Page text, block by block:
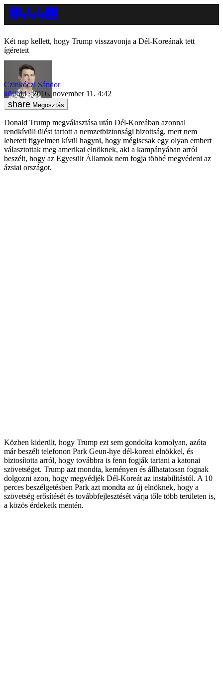
Két nap kellett, hogy Trump visszavonja a Dél-Koreának tett
ígéreteit
Czinkóczi Sándor
külföld
2016. november 11. 4:42
Megosztás
Donald Trump megválasztása után Dél-Koreában azonnal
rendkívüli ülést tartott a nemzetbiztonsági bizottság, mert nem
lehetett figyelmen kívül hagyni, hogy mégiscsak egy olyan embert
választottak meg amerikai elnöknek, aki a kampányában arról
beszélt, hogy az Egyesült Államok nem fogja többé megvédeni az
ázsiai országot.
Közben kiderült, hogy Trump ezt sem gondolta komolyan, azóta
már beszélt telefonon Park Geun-hye dél-koreai elnökkel, és
biztosította arról, hogy továbbra is fenn fogják tartani a katonai
szövetséget. Trump azt mondta, keményen és állhatatosan fognak
dolgozni azon, hogy megvédjék Dél-Koreát az instabilitástól. A 10
perces beszélgetésben Park azt mondta az új elnöknek, hogy a
szövetség erősítését és továbbfejlesztését várja tőle több területen is,
a közös érdekeik mentén.